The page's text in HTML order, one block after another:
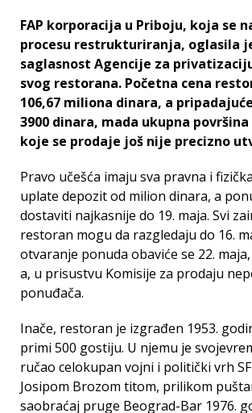
FAP korporacija u Priboju, koja se
procesu restrukturiranja, oglasila
saglasnost Agencije za
svog restorana. Početna cena
106,67 miliona dinara, a
3900 dinara, mada ukupna
koje se prodaje još nije precizno
Pravo učešća imaju sva pravna i
uplate depozit od milion dinara, a
dostaviti najkasnije do 19. maja. Svi
restoran mogu da razgledaju do 16.
otvaranje ponuda obaviće se 22.
a, u prisustvu Komisije za prodaju
ponuđača.
Inače, restoran je izgrađen 1953.
primi 500 gostiju. U njemu je
ručao celokupan vojni i politički vrh
Josipom Brozom titom, prilikom
saobraćaj pruge Beograd-Bar 1976.